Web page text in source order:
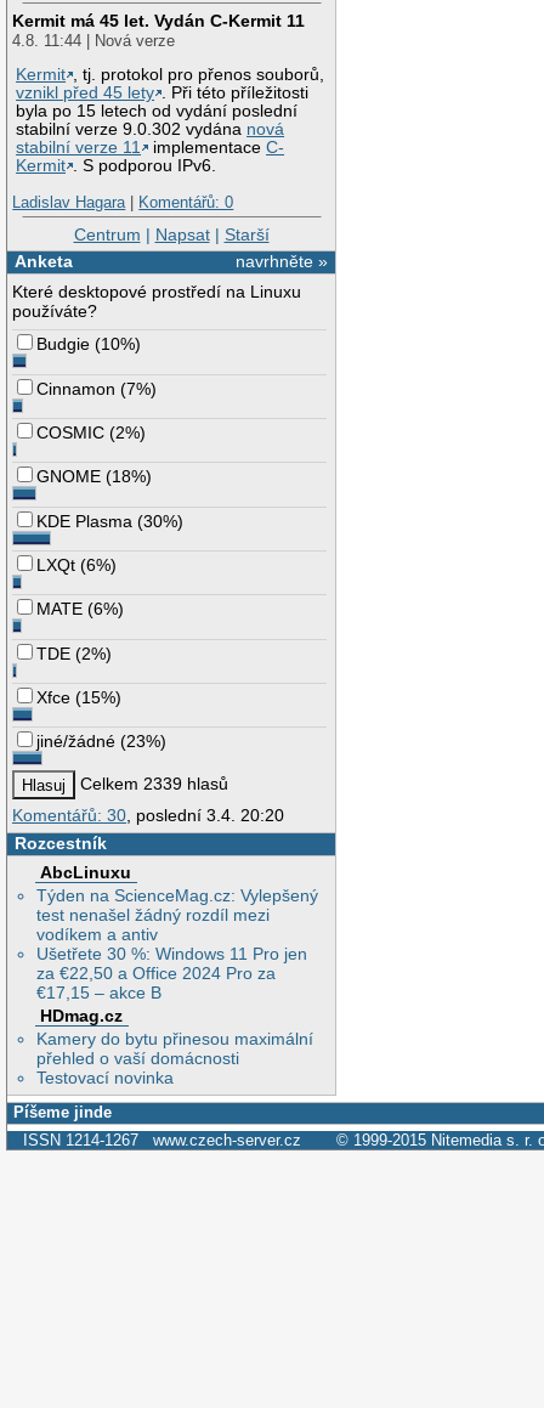
Kermit má 45 let. Vydán C-Kermit 11
4.8. 11:44 | Nová verze
Kermit , tj. protokol pro přenos souborů,
vznikl před 45 lety . Při této příležitosti
byla po 15 letech od vydání poslední
stabilní verze 9.0.302 vydána nová
stabilní verze 11
implementaceC-
Kermit . S podporou IPv6.
Ladislav Hagara| Komentářů: 0
Centrum | Napsat| Starší
navrhněte »
Anketa
Které desktopové prostředí na Linuxu
používáte?
Budgie (10%)
Cinnamon (7%)
COSMIC (2%)
GNOME (18%)
KDE Plasma (30%)
LXQt (6%)
MATE (6%)
TDE (2%)
Xfce (15%)
jiné/žádné (23%)
Celkem 2339 hlasů
Komentářů: 30 , poslední 3.4. 20:20
Rozcestník
AbcLinuxu
Týden na ScienceMag.cz: Vylepšený
test nenašel žádný rozdíl mezi
vodíkem a antiv
Ušetřete 30 %: Windows 11 Pro jen
za €22,50 a Office 2024 Pro za
€17,15 – akce B
HDmag.cz
Kamery do bytu přinesou maximální
přehled o vaší domácnosti
Testovací novinka
Píšeme jinde
ISSN 1214-1267 www.czech-server.cz © 1999-2015 Nitemedia s. r.